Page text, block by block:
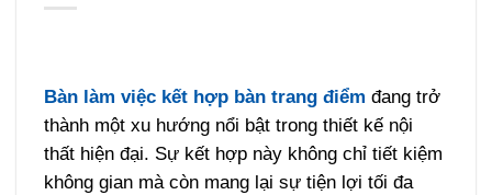
Bàn làm việc kết hợp bàn trang điểm đang trở
thành một xu hướng nổi bật trong thiết kế nội
thất hiện đại. Sự kết hợp này không chỉ tiết kiệm
không gian mà còn mang lại sự tiện lợi tối đa